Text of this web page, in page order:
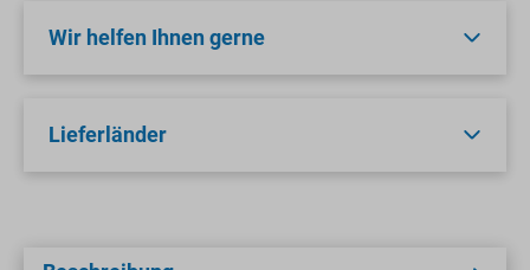
Wir helfen Ihnen gerne
Lieferländer